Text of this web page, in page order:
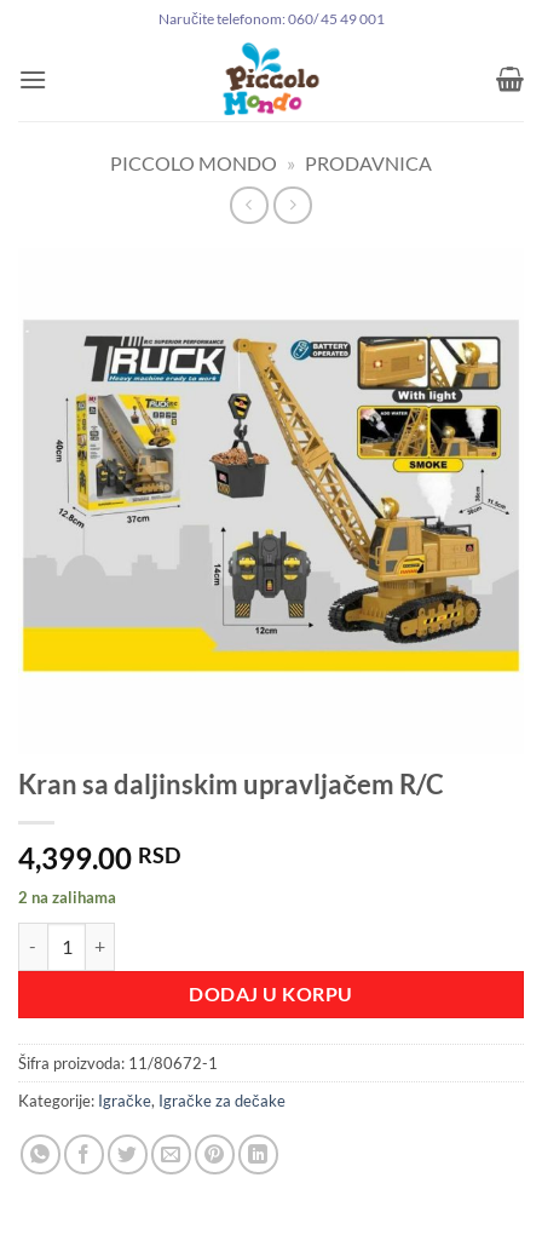
sadržaj
Naručite telefonom: 060/ 45 49 001
PICCOLO MONDO » PRODAVNICA
Kran sa daljinskim upravljačem R/C
4,399.00 RSD
2 na zalihama
DODAJ U KORPU
Šifra proizvoda: 11/80672-1
Kategorije: Igračke, Igračke za dečake